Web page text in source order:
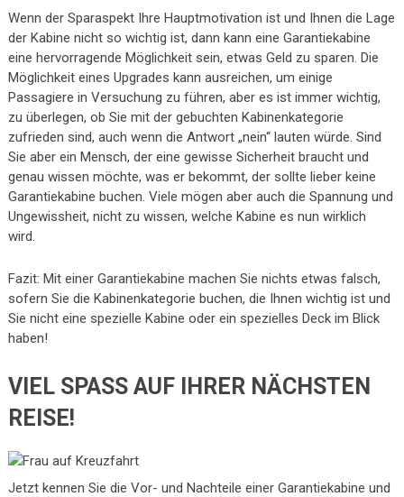
Wenn der Sparaspekt Ihre Hauptmotivation ist und Ihnen die Lage
der Kabine nicht so wichtig ist, dann kann eine Garantiekabine
eine hervorragende Möglichkeit sein, etwas Geld zu sparen. Die
Möglichkeit eines Upgrades kann ausreichen, um einige
Passagiere in Versuchung zu führen, aber es ist immer wichtig,
zu überlegen, ob Sie mit der gebuchten Kabinenkategorie
zufrieden sind, auch wenn die Antwort „nein“ lauten würde. Sind
Sie aber ein Mensch, der eine gewisse Sicherheit braucht und
genau wissen möchte, was er bekommt, der sollte lieber keine
Garantiekabine buchen. Viele mögen aber auch die Spannung und
Ungewissheit, nicht zu wissen, welche Kabine es nun wirklich
wird.
Fazit: Mit einer Garantiekabine machen Sie nichts etwas falsch,
sofern Sie die Kabinenkategorie buchen, die Ihnen wichtig ist und
Sie nicht eine spezielle Kabine oder ein spezielles Deck im Blick
haben!
VIEL SPASS AUF IHRER NÄCHSTEN R
EISE!
Jetzt kennen Sie die Vor- und Nachteile einer Garantiekabine und